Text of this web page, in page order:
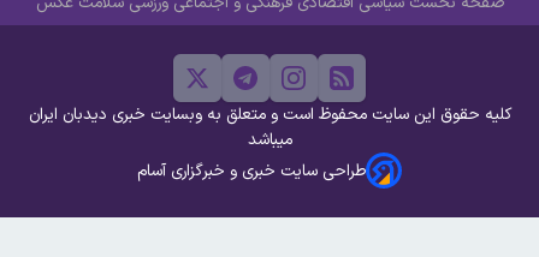
کلیه حقوق این سایت محفوظ است و متعلق به وبسایت خبری دیدبان ایران
میباشد
طراحی سایت خبری و خبرگزاری آسام